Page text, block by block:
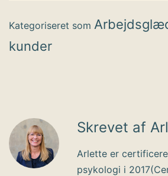
Kategoriseret som
kunder
Skrevet af
Arlette er
psykologi i